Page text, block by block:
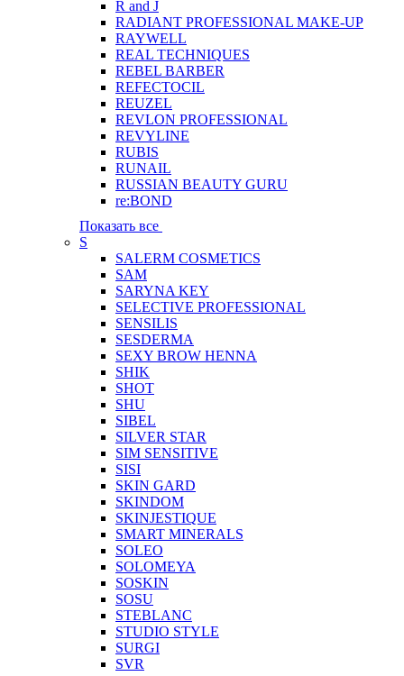
R and J
RADIANT PROFESSIONAL MAKE-UP
RAYWELL
REAL TECHNIQUES
REBEL BARBER
REFECTOCIL
REUZEL
REVLON PROFESSIONAL
REVYLINE
RUBIS
RUNAIL
RUSSIAN BEAUTY GURU
re:BOND
Показать все
S
SALERM COSMETICS
SAM
SARYNA KEY
SELECTIVE PROFESSIONAL
SENSILIS
SESDERMA
SEXY BROW HENNA
SHIK
SHOT
SHU
SIBEL
SILVER STAR
SIM SENSITIVE
SISI
SKIN GARD
SKINDOM
SKINJESTIQUE
SMART MINERALS
SOLEO
SOLOMEYA
SOSKIN
SOSU
STEBLANC
STUDIO STYLE
SURGI
SVR